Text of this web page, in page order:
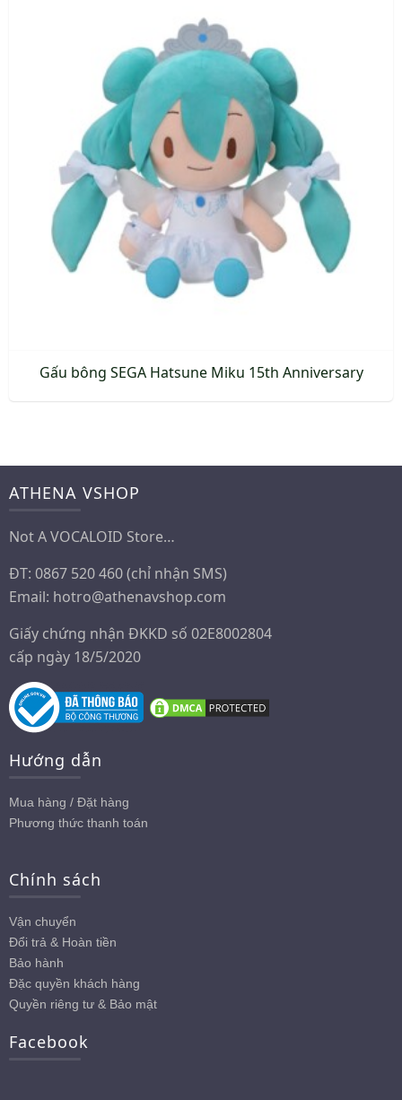
Gấu bông SEGA Hatsune Miku 15th Anniversary
ATHENA VSHOP
Not A VOCALOID Store…
ĐT: 0867 520 460 (chỉ nhận SMS)
Email: hotro@athenavshop.com
Giấy chứng nhận ĐKKD số 02E8002804
cấp ngày 18/5/2020
Hướng dẫn
Mua hàng / Đặt hàng
Phương thức thanh toán
Chính sách
Vận chuyển
Đổi trả & Hoàn tiền
Bảo hành
Đặc quyền khách hàng
Quyền riêng tư & Bảo mật
Facebook